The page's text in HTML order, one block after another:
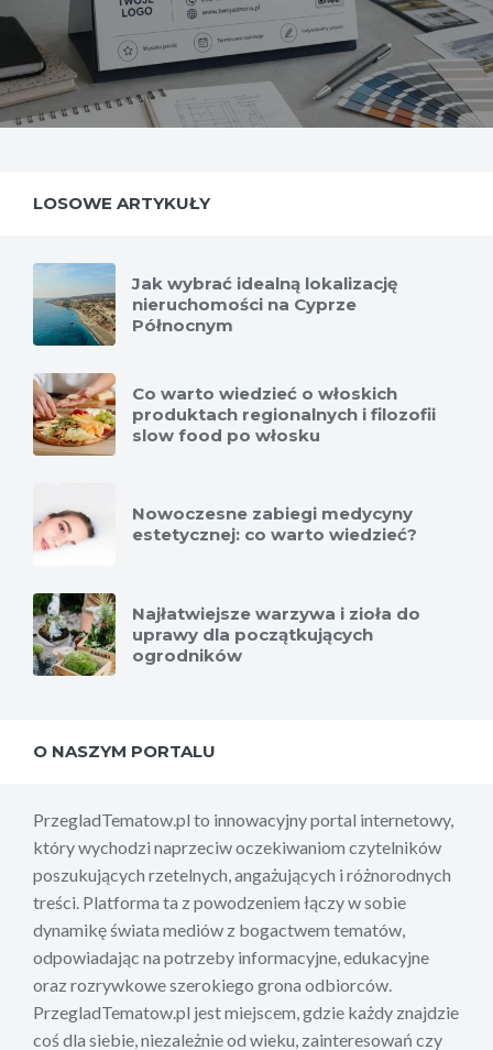
LOSOWE ARTYKUŁY
Jak wybrać idealną lokalizację
nieruchomości na Cyprze
Północnym
Co warto wiedzieć o włoskich
produktach regionalnych i filozofii
slow food po włosku
Nowoczesne zabiegi medycyny
estetycznej: co warto wiedzieć?
Najłatwiejsze warzywa i zioła do
uprawy dla początkujących
ogrodników
O NASZYM PORTALU
PrzegladTematow.pl to innowacyjny portal internetowy,
który wychodzi naprzeciw oczekiwaniom czytelników
poszukujących rzetelnych, angażujących i różnorodnych
treści. Platforma ta z powodzeniem łączy w sobie
dynamikę świata mediów z bogactwem tematów,
odpowiadając na potrzeby informacyjne, edukacyjne
oraz rozrywkowe szerokiego grona odbiorców.
PrzegladTematow.pl jest miejscem, gdzie każdy znajdzie
coś dla siebie, niezależnie od wieku, zainteresowań czy